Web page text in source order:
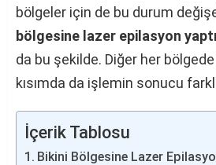
bölgeler için de bu durum
bölgesine lazer epilasyon
da bu şekilde. Diğer her
kısımda da işlemin sonucu
İçerik Tablosu
Bikini Bölgesine Lazer